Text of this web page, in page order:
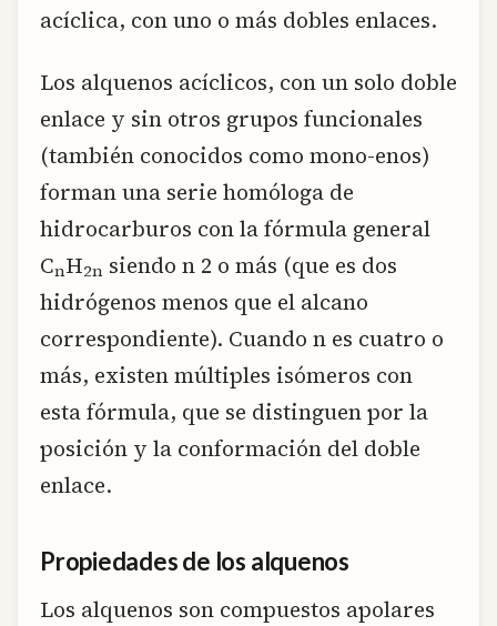
acíclica, con uno o más dobles enlaces.
Los alquenos acíclicos, con un solo doble
enlace y sin otros grupos funcionales
(también conocidos como mono-enos)
forman una serie homóloga de
hidrocarburos con la fórmula general
CnH2n siendo n 2 o más (que es dos
hidrógenos menos que el alcano
correspondiente). Cuando n es cuatro o
más, existen múltiples isómeros con
esta fórmula, que se distinguen por la
posición y la conformación del doble
enlace.
Propiedades de los alquenos
Los alquenos son compuestos apolares